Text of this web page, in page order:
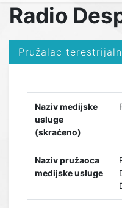
Radio
Pružalac
Naziv medijske
usluge
(skraćeno)
Naziv pružaoca
medijske usluge